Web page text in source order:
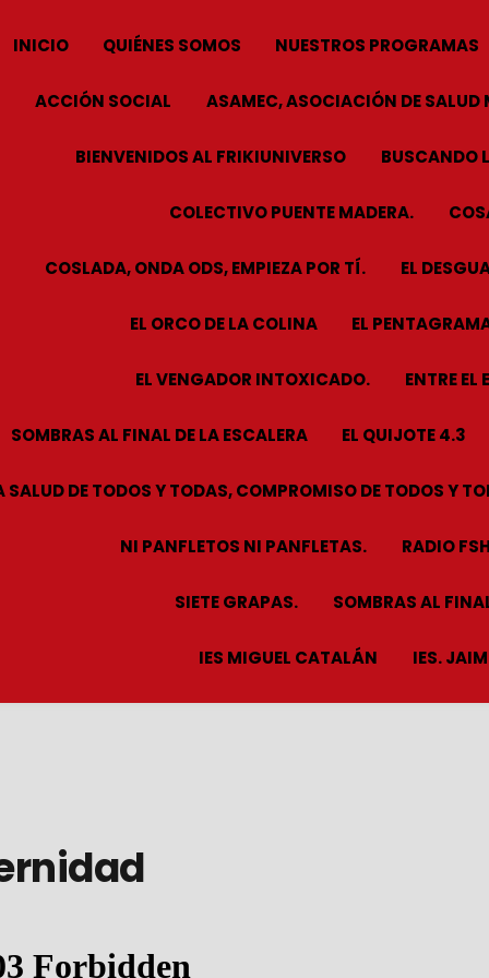
INICIO QUIÉNES SOMOS NUESTROS PROGRAMAS
ACCIÓN SOCIAL ASAMEC, ASOCIACIÓN DE SALUD
BIENVENIDOS AL FRIKIUNIVERSO BUSCANDO
COLECTIVO PUENTE MADERA.
COSLADA, ONDA ODS, EMPIEZA POR TÍ. EL
EL ORCO DE LA COLINA EL
EL VENGADOR INTOXICADO. ENTRE EL
SOMBRAS AL FINAL DE LA ESCALERA EL QUIJOTE 4.3
SALUD DE TODOS Y TODAS, COMPROMISO DE TODOS Y
NI PANFLETOS NI PANFLETAS. RADIO
SIETE GRAPAS. SOMBRAS AL
IES MIGUEL CATALÁN IES.